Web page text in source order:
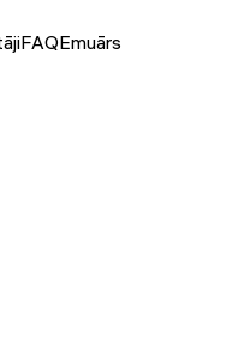
FAQEmuārs